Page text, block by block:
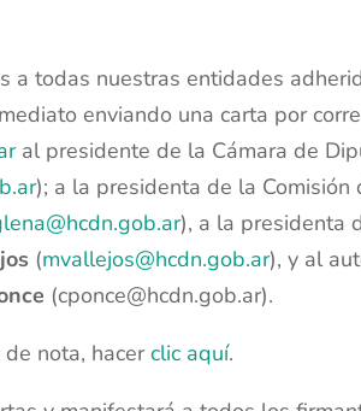
a todas nuestras entidades
enviando una carta por
al presidente de la Cámara de
); a la presidenta de la Comisión
), a la presidenta
(mvallejos@hcdn.gob.ar), y al
(cponce@hcdn.gob.ar).
de nota, hacerclic aquí.